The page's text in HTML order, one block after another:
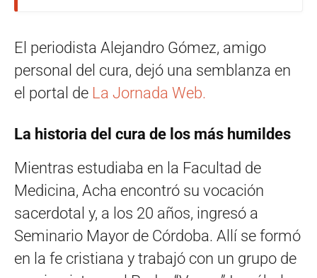
El periodista Alejandro Gómez, amigo
personal del cura, dejó una semblanza en
el portal de La Jornada Web.
La historia del cura de los más humildes
Mientras estudiaba en la Facultad de
Medicina, Acha encontró su vocación
sacerdotal y, a los 20 años, ingresó a
Seminario Mayor de Córdoba. Allí se formó
en la fe cristiana y trabajó con un grupo de